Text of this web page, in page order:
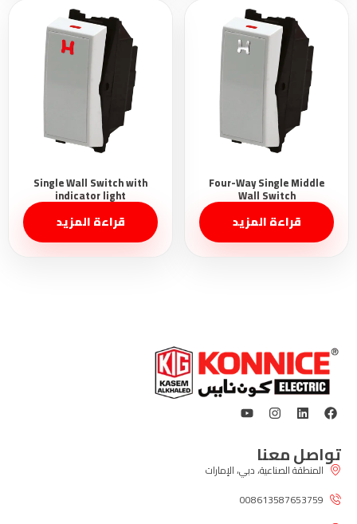
قراءة المزيد قراءة المزيد
تواصل معنا
المنطقة الصناعية، دبي، الإمارات
008613587653759